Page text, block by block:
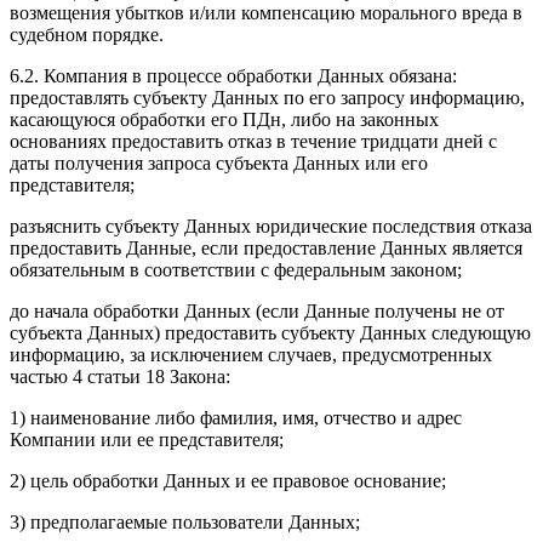
возмещения убытков и/или компенсацию морального вреда в
судебном порядке.
6.2. Компания в процессе обработки Данных обязана:
предоставлять субъекту Данных по его запросу информацию,
касающуюся обработки его ПДн, либо на законных
основаниях предоставить отказ в течение тридцати дней с
даты получения запроса субъекта Данных или его
представителя;
разъяснить субъекту Данных юридические последствия отказа
предоставить Данные, если предоставление Данных является
обязательным в соответствии с федеральным законом;
до начала обработки Данных (если Данные получены не от
субъекта Данных) предоставить субъекту Данных следующую
информацию, за исключением случаев, предусмотренных
частью 4 статьи 18 Закона:
1) наименование либо фамилия, имя, отчество и адрес
Компании или ее представителя;
2) цель обработки Данных и ее правовое основание;
3) предполагаемые пользователи Данных;